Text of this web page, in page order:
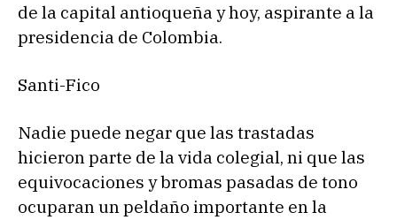
de la capital antioqueña y hoy, aspirante a la
presidencia de Colombia.
Santi-Fico
Nadie puede negar que las trastadas
hicieron parte de la vida colegial, ni que las
equivocaciones y bromas pasadas de tono
ocuparan un peldaño importante en la